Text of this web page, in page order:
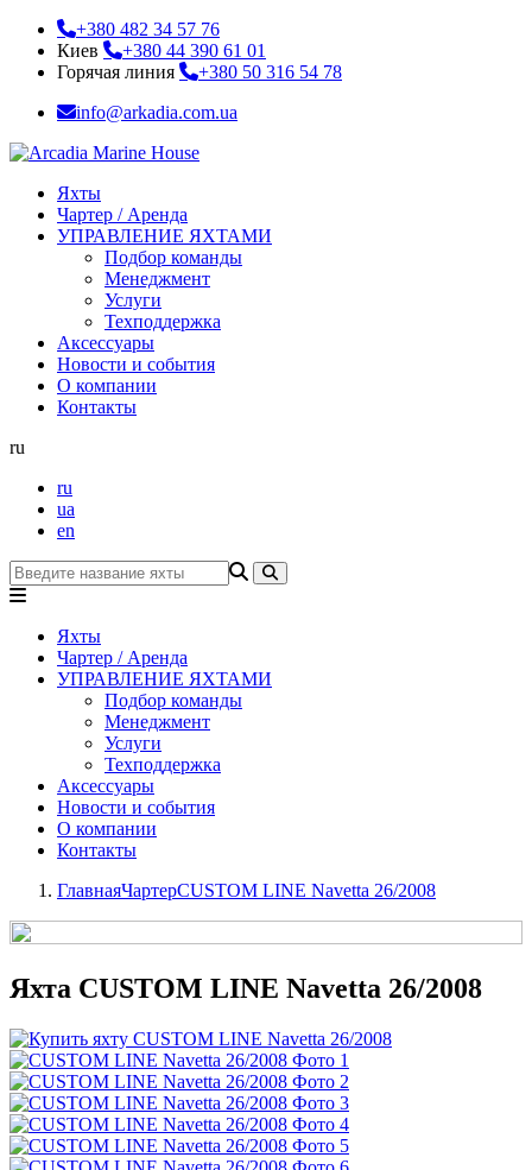
+380 482 34 57 76
Киев
+380 44 390 61 01
Горячая линия
+380 50 316 54 78
info@arkadia.com.ua
Яхты
Чартер / Аренда
УПРАВЛЕНИЕ ЯХТАМИ
Подбор команды
Менеджмент
Услуги
Техподдержка
Аксессуары
Новости и события
О компании
Контакты
ru
ru
ua
en
Яхты
Чартер / Аренда
УПРАВЛЕНИЕ ЯХТАМИ
Подбор команды
Менеджмент
Услуги
Техподдержка
Аксессуары
Новости и события
О компании
Контакты
ГлавнаяЧартерCUSTOM LINE Navetta 26/2008
Яхта CUSTOM LINE Navetta 26/2008